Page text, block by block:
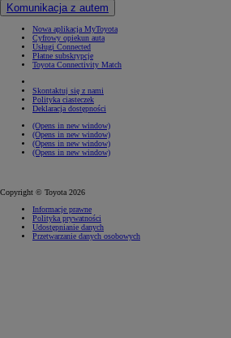
Komunikacja z autem
Nowa aplikacja MyToyota
Cyfrowy opiekun auta
Usługi Connected
Płatne subskrypcje
Toyota Connectivity Match
Skontaktuj się z nami
Polityka ciasteczek
Deklaracja dostępności
(Opens in new window)
(Opens in new window)
(Opens in new window)
(Opens in new window)
Copyright © Toyota 2026
Informacje prawne
Polityka prywatności
Udostępnianie danych
Przetwarzanie danych osobowych